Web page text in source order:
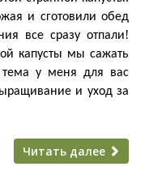
и сготовили обед
все сразу отпали!
капусты мы сажать
тема у меня для
вас
и уход за
Читать далее